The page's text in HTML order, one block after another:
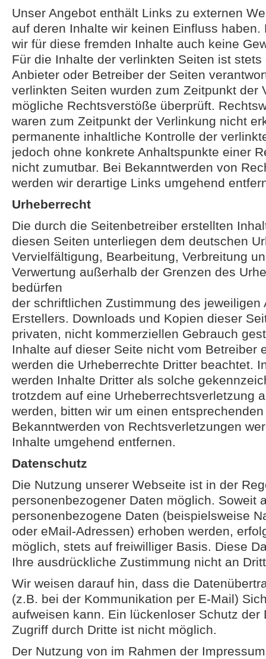
Unser Angebot enthält Links zu externen
auf deren Inhalte wir keinen Einfluss haben.
wir für diese fremden Inhalte auch keine
Für die Inhalte der verlinkten Seiten ist stets
Anbieter oder Betreiber der Seiten
verlinkten Seiten wurden zum Zeitpunkt der
mögliche Rechtsverstöße überprüft.
waren zum Zeitpunkt der Verlinkung nicht
permanente inhaltliche Kontrolle der
jedoch ohne konkrete Anhaltspunkte einer
nicht zumutbar. Bei Bekanntwerden von
werden wir derartige Links umgehend
Urheberrecht
Die durch die Seitenbetreiber erstellten
diesen Seiten unterliegen dem deutschen
Vervielfältigung, Bearbeitung, Verbreitung
Verwertung außerhalb der Grenzen des
bedürfen
der schriftlichen Zustimmung des jeweiligen
Erstellers. Downloads und Kopien dieser
privaten, nicht kommerziellen Gebrauch
Inhalte auf dieser Seite nicht vom Betreiber
werden die Urheberrechte Dritter beachtet.
werden Inhalte Dritter als solche
trotzdem auf eine Urheberrechtsverletzung
werden, bitten wir um einen
Bekanntwerden von Rechtsverletzungen
Inhalte umgehend entfernen.
Datenschutz
Die Nutzung unserer Webseite ist in der
personenbezogener Daten möglich. Soweit
personenbezogene Daten (beispielsweise
oder eMail-Adressen) erhoben werden,
möglich, stets auf freiwilliger Basis. Diese
Ihre ausdrückliche Zustimmung nicht an
Wir weisen darauf hin, dass die
(z.B. bei der Kommunikation per E-Mail)
aufweisen kann. Ein lückenloser Schutz der
Zugriff durch Dritte ist nicht möglich.
Der Nutzung von im Rahmen der